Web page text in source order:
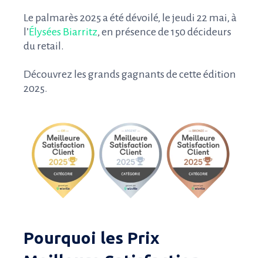
Le palmarès 2025 a été dévoilé, le jeudi 22 mai, à
l’Élysées Biarritz, en présence de 150 décideurs
du retail.
Découvrez les grands gagnants de cette édition
2025.
Pourquoi les Prix